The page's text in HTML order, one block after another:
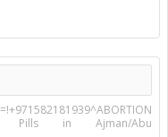
Pills in Ajman/Abu